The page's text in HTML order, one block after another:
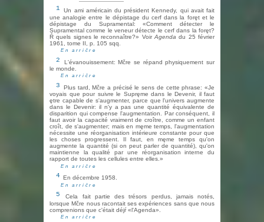
1
Un ami américain du président Kennedy, qui avait fait
une analogie entre le dépistage du cerf dans la foręt et le
dépistage du Supramental: «Comment détecter le
Supramental comme le veneur détecte le cerf dans la foręt?
Ŕ quels signes le reconnaître?» Voir Agenda du 25 février
1961, tome II, p. 105 sqq.
En arričre
2
L'évanouissement: Mčre se répand physiquement sur
le monde.
En arričre
3
Plus tard, Mčre a précisé le sens de cette phrase: «Je
voyais que pour suivre le Supręme dans le Devenir, il faut
ętre capable de s'augmenter, parce que l'univers augmente
dans le Devenir: il n'y a pas une quantité équivalente de
disparition qui compense l'augmentation. Par conséquent, il
faut avoir la capacité vraiment de croître, comme un enfant
croît, de s'augmenter; mais en męme temps, l'augmentation
nécessite une réorganisation intérieure constante pour que
les choses progressent. Il faut, en męme temps qu'on
augmente la quantité (si on peut parler de quantité), qu'on
maintienne la qualité par une réorganisation interne du
rapport de toutes les cellules entre elles.»
En arričre
4 En décembre 1958.
En arričre
5
Cela fait partie des trésors perdus, jamais notés,
lorsque Mčre nous racontait ses expériences sans que nous
comprenions que c'était déjŕ «l'Agenda».
En arričre